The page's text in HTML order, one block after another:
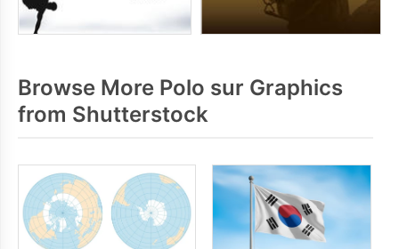
Browse More Polo sur Graphics
from Shutterstock